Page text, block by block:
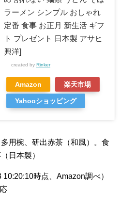
ラーメン シンプル おしゃれ
定番 食事 お正月 新生活 ギフ
ト プレゼント 日本製 アサヒ
興洋]
created by Rinker
Amazon 楽天市場
Yahooショッピング
用椀、研出赤茶（和風）。食
日本製）
時点、Amazon調べ）